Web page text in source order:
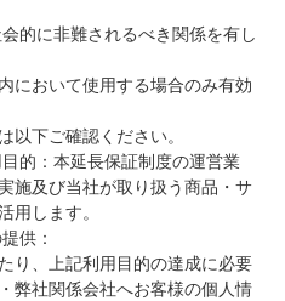
的に非難されるべき関係を有し
において使用する場合のみ有効
以下ご確認ください。
的：本延長保証制度の運営業
施及び当社が取り扱う商品・サ
用します。
供：
り、上記利用目的の達成に必要
弊社関係会社へお客様の個人情